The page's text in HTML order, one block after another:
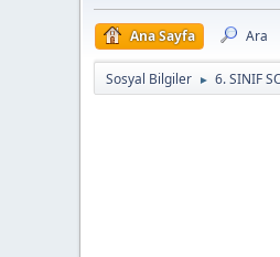
Ana Sayfa Ara
Sosyal Bilgiler ► 6. SINIF